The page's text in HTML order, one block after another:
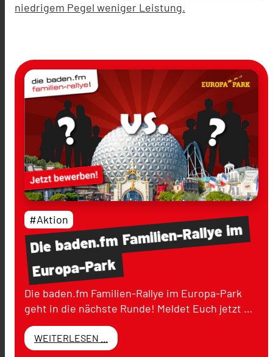
niedrigem Pegel weniger Leistung.
Diebaden.fmFamilien-Rallyeim
Europa-Park
#Aktion
Die baden.fm Familien-Rallye im Europa-Park
geht in die nächste Runde! Meldet Euch jetzt …
WEITERLESEN ...